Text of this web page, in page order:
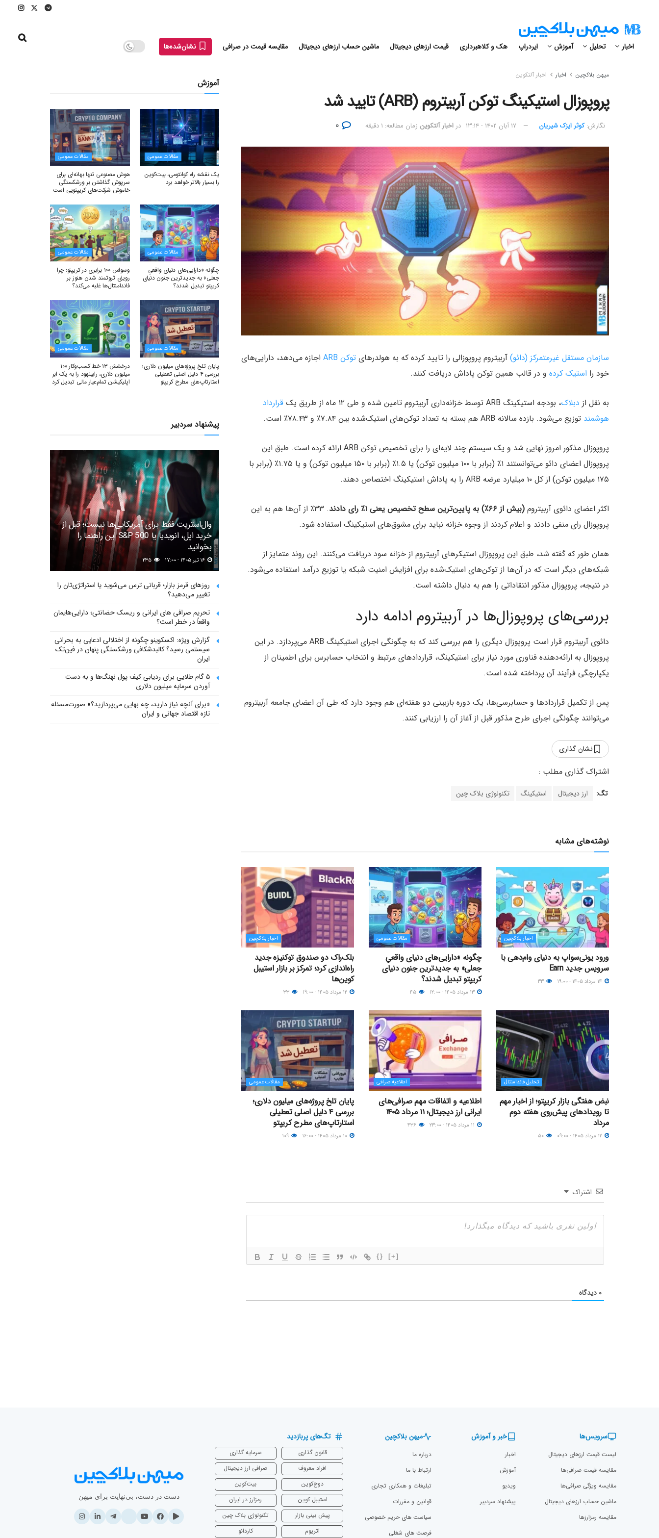
اخبار تحلیل آموزش ایردراپ هک و کلاهبرداری قیمت ارزهای دیجیتال ماشین حساب ارزهای دیجیتال مقایسه قیمت در صرافی نشان‌شده‌ها
میهن بلاکچین اخبار اخبار آلتکوین
پروپوزال استیکینگ توکن آربیتروم (ARB) تایید شد
نگارش:‌ کوثر ایزک شیریان ۱۷ آبان ۱۴۰۲ - ۱۳:۱۴ در اخبار آلتکوین زمان مطالعه: ۱ دقیقه
سازمان مستقل غیرمتمرکز (دائو) آربیتروم پروپوزالی را تایید کرده که به هولدرهای توکن ARB
اجازه می‌دهد، دارایی‌های
خود را استیک کرده و در قالب همین توکن پاداش دریافت کنند.
به نقل از دبلاک، بودجه استیکینگ ARB توسط خزانه‌داری آربیتروم تامین شده و طی ۱۲ ماه از طریق یک
قرارداد
هوشمند توزیع می‌شود. بازده سالانه ARB هم بسته به تعداد توکن‌های استیک‌شده بین ۷.۸۴٪ و ۷۸.۴۳٪ است.
پروپوزال مذکور امروز نهایی شد و یک سیستم چند لایه‌ای را برای تخصیص توکن ARB ارائه کرده است. طبق این
پروپوزال اعضای دائو می‌توانستند ۱٪ (برابر با ۱۰۰ میلیون توکن) یا ۱.۵٪ (برابر با ۱۵۰ میلیون توکن) و یا ۱.۷۵٪ (برابر با
۱۷۵ میلیون توکن) از کل ۱۰ میلیارد عرضه ARB را به پاداش استیکینگ اختصاص دهند.
اکثر اعضای دائوی آربیتروم (بیش از ۶۶٪) به پایین‌ترین سطح تخصیص یعنی ۱٪ رای دادند
. ۳۳٪ از آن‌ها هم به این
پروپوزال رای منفی دادند و اعلام کردند از وجوه خزانه نباید برای مشوق‌های استیکینگ استفاده شود.
همان طور که گفته شد، طبق این پروپوزال استیکرهای آربیتروم از خزانه سود دریافت می‌کنند. این روند متمایز از
شبکه‌های دیگر است که در آن‌‌ها از توکن‌های استیک‌شده برای افزایش امنیت شبکه یا توزیع درآمد استفاده می‌شود.
در نتیجه، پروپوزال مذکور انتقاداتی را هم به دنبال داشته است.
بررسی‌های پروپوزال‌ها در آربیتروم ادامه دارد
دائوی آربیتروم قرار است پروپوزال دیگری را هم بررسی کند که به چگونگی اجرای استیکینگ ARB می‌پردازد. در این
پروپوزال به ارائه‌دهنده فناوری مورد نیاز برای استیکینگ، قراردادهای مرتبط و انتخاب حسابرس برای اطمینان از
یکپارچگی فرآیند آن پرداخته شده است.
پس از تکمیل قراردادها و حسابرسی‌ها، یک دوره بازبینی دو هفته‌ای هم وجود دارد که طی آن اعضای جامعه آربیتروم
می‌توانند چگونگی اجرای طرح مذکور قبل از آغاز آن را ارزیابی کنند.
نشان گذاری
تگ: ارز دیجیتال استیکینگ تکنولوژی بلاک چین
نوشته‌های مشابه
اخبار بلاکچین
ورود یونی‌سواپ به دنیای وام‌دهی با
سرویس جدید Earn
مقالات عمومی
چگونه «دارایی‌های دنیای واقعیِ
جعلی» به جدیدترین جنون دنیای
کریپتو تبدیل شدند؟
اخبار بلاکچین
بلک‌راک دو صندوق توکنیزه جدید
راه‌اندازی کرد؛ تمرکز بر بازار استیبل
کوین‌ها
تحلیل فاندامنتال
نبض هفتگی بازار کریپتو؛ از اخبار مهم
تا رویدادهای پیش‌روی هفته دوم
مرداد
اطلاعیه صرافی
اطلاعیه و اتفاقات مهم صرافی‌های
ایرانی ارز دیجیتال؛ ۱۱ مرداد ۱۴۰۵
مقالات عمومی
پایان تلخ پروژه‌های میلیون دلاری؛
بررسی ۴ دلیل اصلی تعطیلی
استارتاپ‌های مطرح کریپتو
اشتراک
{} [+]
۰ دیدگاه
آموزش
مقالات عمومی
یک نقشه راه کوانتومی، بیت‌کوین
را بسیار بالاتر خواهد برد
مقالات عمومی
هوش مصنوعی تنها بهانه‌ای برای
سرپوش گذاشتن بر ورشکستگی
خاموش شرکت‌های کریپتویی است
مقالات عمومی
چگونه «دارایی‌های دنیای واقعیِ
جعلی» به جدیدترین جنون دنیای
کریپتو تبدیل شدند؟
مقالات عمومی
وسواس ۱۰۰ برابری در کریپتو: چرا
رویای ثروتمند شدن هنوز بر
فاندامنتال‌ها غلبه می‌کند؟
مقالات عمومی
پایان تلخ پروژه‌های میلیون دلاری؛
بررسی ۴ دلیل اصلی تعطیلی
استارتاپ‌های مطرح کریپتو
مقالات عمومی
درخشش ۱۳ خط کسب‌وکار ۱۰۰
میلیون دلاری، رابینهود را به یک ابر
اپلیکیشن تمام‌عیار مالی تبدیل کرد
پیشنهاد سردبیر
وال‌استریت فقط برای آمریکایی‌ها نیست؛ قبل از
خرید اپل، انویدیا یا S&P 500 این راهنما را
بخوانید
روزهای قرمز بازار؛ قربانی ترس می‌شوید یا استراتژی‌تان را
تغییر می‌دهید؟
تحریم صرافی های ایرانی و ریسک حضانتی؛ دارایی‌هایمان
واقعاً در خطر است؟
گزارش ویژه: اکسکوینو چگونه از اختلالی ادعایی به بحرانی
سیستمی رسید؟ کالبدشکافی ورشکستگی پنهان در فین‌تک
ایران
۵ گام طلایی برای ردیابی کیف پول‌ نهنگ‌ها و به دست
آوردن سرمایه میلیون دلاری
«برای آنچه نیاز دارید، چه بهایی می‌پردازید؟» صورت‌مسئله
تازه اقتصاد جهانی و ایران
سرویس‌ها
لیست قیمت ارزهای دیجیتال
مقایسه قیمت صرافی‌ها
مقایسه ویژگی صرافی‌ها
ماشین حساب ارزهای دیجیتال
مقایسه رمزارز‌ها
خبر و آموزش
اخبار
آموزش
ویدیو
پیشنهاد سردبیر
میهن بلاکچین
درباره ما
ارتباط با ما
تبلیغات و همکاری تجاری
قوانین و مقررات
سیاست های حریم خصوصی
فرصت های شغلی
تگ‌های پربازدید
قانون گذاری
سرمایه‌ گذاری
افراد معروف
صرافی ارز دیجیتال
دوج‌کوین
بیت‌کوین
استیبل کوین
رمزارز در ایران
پیش بینی بازار
تکنولوژی بلاک چین
اتریوم
‌کاردانو
دست در دست، بی‌نهایت برای میهن